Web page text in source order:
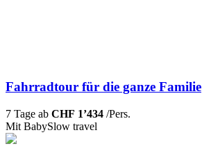
Fahrradtour für die ganze Familie
7 Tage ab CHF 1’434 /Pers.
Mit BabySlow travel